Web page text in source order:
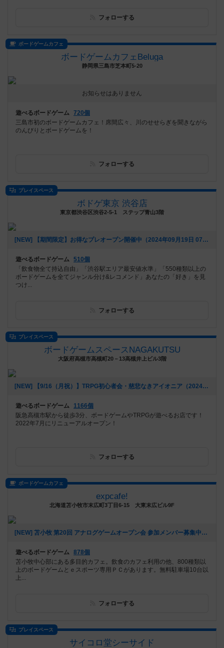
フォローする
ボードゲームカフェ
ボードゲームカフェBeluga
静岡県三島市芝本町5-20
お知らせはありません
遊べるボードゲーム 720個
三島市初のボードゲームカフェ！席間広々、川のせせらぎを聞きながら
のんびりとボードゲームを！
フォローする
プレイスペース
ボドゲ東京 渋谷店
東京都渋谷区渋谷2-5-1 ステップ青山3階
[NEW] 【期間限定】お得なプレオープン開催中（2024年09月19日 07時32分）
遊べるボードゲーム 510個
「飲食物全て持込自由」「渋谷駅エリア最安値水準」「550種類以上の
ボードゲームを全てジャンル分け&レコメンド」あなたの「好き」を見
つけ...
フォローする
プレイスペース
ボードゲームスペースNAGAKUTSU
大阪府高槻市高槻町20－13高槻井上ビル3階
[NEW] 【9/16（月祝）】TRPG初心者会・慈悲なきアイオニア（2024年09月07日 22時01分）
遊べるボードゲーム
1166個
阪急高槻市駅から徒歩3分、ボードゲームやTRPGが遊べるお店です！
2022年7月にリニューアルオープン！
フォローする
ボードゲームカフェ
expcafe!
北海道苫小牧市末広町3丁目6-15 大東末広ビル9F
[NEW] 苫小牧 第20回 アナログゲームオープン会 参加メンバー募集中！（2024年09月05日 23時49分）
遊べるボードゲーム 878個
苫小牧中心部にある多目的カフェ。飲食のカフェ利用の他、800種類以
上のボードゲームとｅスポーツ専用ＰＣがあります。無料駐車場10台以
上...
フォローする
プレイスペース
サイコロ堂シーサイド